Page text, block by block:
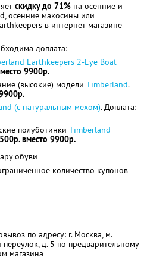
скидку до 71% на осенние и
осенние макосины или
в интернет-магазине
доплата:
Earthkeepers 2-Eye Boat
9900р.
(высокие) модели Timberland.
(с натуральным мехом). Доплата:
полуботинки Timberland
вместо 9900р.
обуви
количество купонов
по адресу: г. Москва, м.
д. 5 по предварительному
магазина